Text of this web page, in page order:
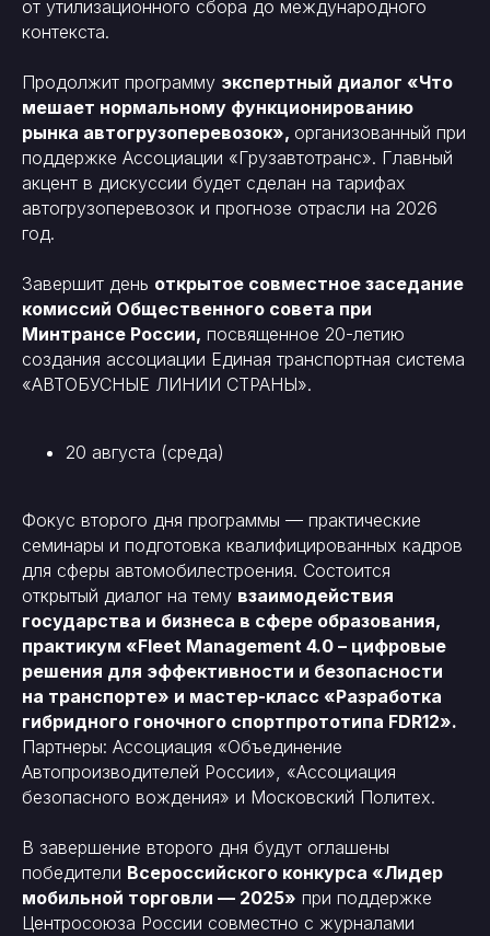
от утилизационного сбора до международного
контекста.
Продолжит программу экспертный диалог «Что
мешает нормальному функционированию
рынка автогрузоперевозок», организованный при
поддержке Ассоциации «Грузавтотранс». Главный
акцент в дискуссии будет сделан на тарифах
автогрузоперевозок и прогнозе отрасли на 2026
год.
Завершит день открытое совместное заседание
комиссий Общественного совета при
Минтрансе России, посвященное 20-летию
создания ассоциации Единая транспортная система
«АВТОБУСНЫЕ ЛИНИИ СТРАНЫ».
20 августа (среда)
Фокус второго дня программы — практические
семинары и подготовка квалифицированных кадров
для сферы автомобилестроения. Состоится
открытый диалог на тему взаимодействия
государства и бизнеса в сфере образования,
практикум «Fleet Management 4.0 – цифровые
решения для эффективности и безопасности
на транспорте» и мастер-класс «Разработка
гибридного гоночного спортпрототипа FDR12».
Партнеры: Ассоциация «Объединение
Автопроизводителей России», «Ассоциация
безопасного вождения» и Московский Политех.
В завершение второго дня будут оглашены
победители Всероссийского конкурса «Лидер
мобильной торговли — 2025» при поддержке
Центросоюза России совместно с журналами